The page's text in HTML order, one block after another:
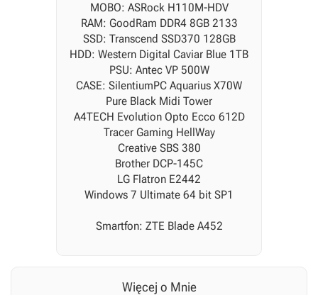
MOBO: ASRock H110M-HDV
RAM: GoodRam DDR4 8GB 2133
SSD: Transcend SSD370 128GB
HDD: Western Digital Caviar Blue 1TB
PSU: Antec VP 500W
CASE: SilentiumPC Aquarius X70W
Pure Black Midi Tower
A4TECH Evolution Opto Ecco 612D
Tracer Gaming HellWay
Creative SBS 380
Brother DCP-145C
LG Flatron E2442
Windows 7 Ultimate 64 bit SP1
Smartfon: ZTE Blade A452
Więcej o Mnie